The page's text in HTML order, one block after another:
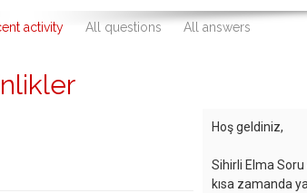
activity All questions All answers
Hoş geldiniz,
Sihirli Elma Soru
kısa zamanda